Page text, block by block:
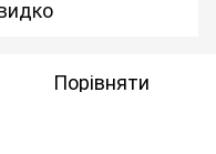
Порівняти